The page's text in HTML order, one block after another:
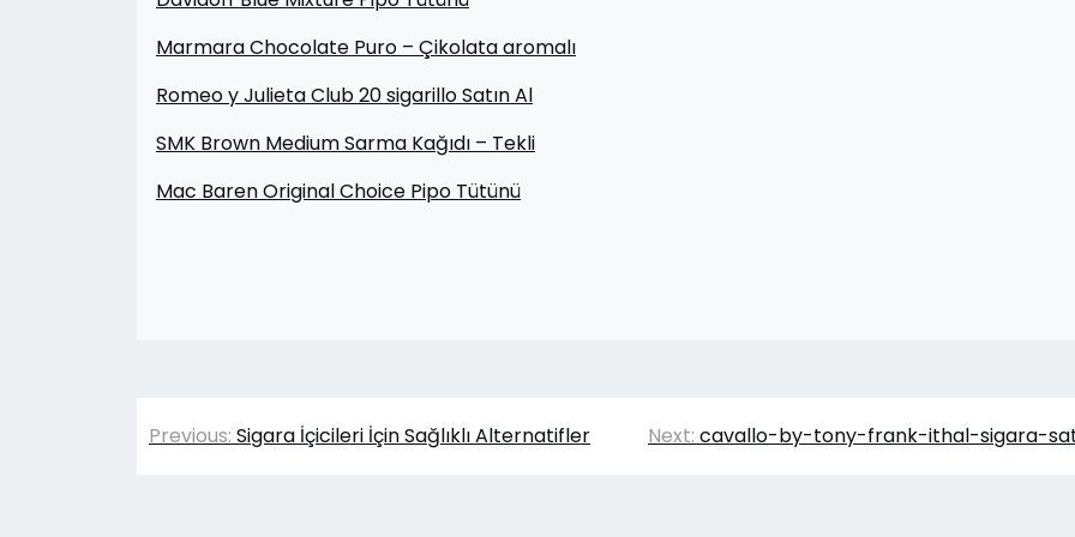
Marmara Chocolate Puro – Çikolata aromalı
Romeo y Julieta Club 20 sigarillo Satın Al
SMK Brown Medium Sarma Kağıdı – Tekli
Mac Baren Original Choice Pipo Tütünü
Yazı
Previous: Sigara İçicileri İçin Sağlıklı Alternatifler Next: cavallo-by-tony-frank-ithal-sigara-